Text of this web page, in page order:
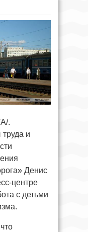
.
и
Денис
центре
с детьми